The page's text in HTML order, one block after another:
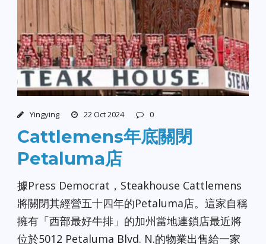
Yingying 22 Oct 2024 0
Cattlemens年底關閉
Petaluma店
據Press Democrat，Steakhouse Cattlemens
將關閉其經營五十四年的Petaluma店。這家自稱
擁有「西部最好牛排」的加州當地連鎖店最近將
位於5012 Petaluma Blvd. N.的物業出售給一家